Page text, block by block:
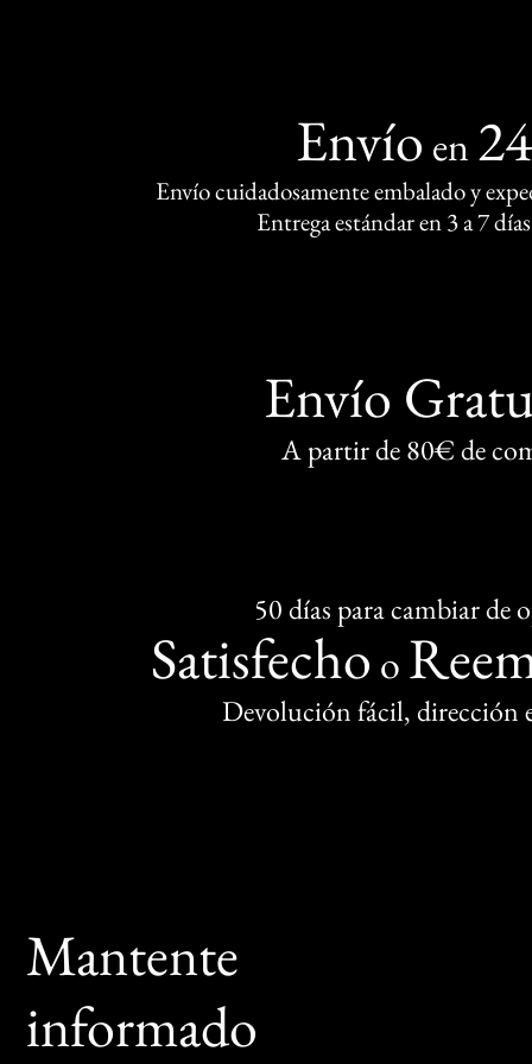
Envío en
Envío cuidadosamente embalado y
Entrega estándar en 3 a 7
Envío
A partir de 80€ de
50 días para cambiar de
Satisfecho o
Devolución fácil, dirección
Mantente
informado